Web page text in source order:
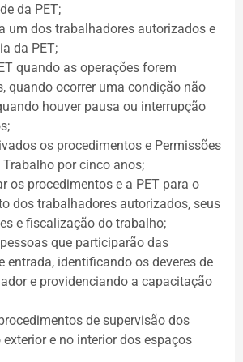
da PET;
um dos trabalhadores autorizados e
da PET;
quando as operações forem
quando ocorrer uma condição não
houver pausa ou interrupção
os procedimentos e Permissões
Trabalho por cinco anos;
os procedimentos e a PET para o
dos trabalhadores autorizados, seus
e fiscalização do trabalho;
que participarão das
entrada, identificando os deveres de
e providenciando a capacitação
de supervisão dos
e no interior dos espaços